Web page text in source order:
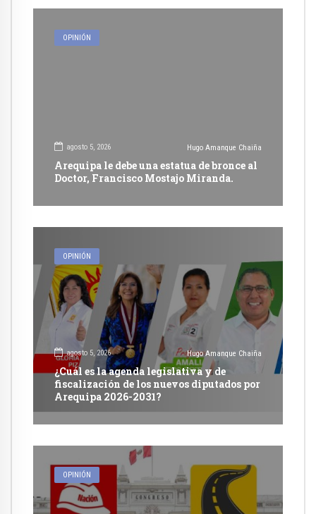
OPINIÓN
agosto 5, 2026 Hugo Amanque Chaiña
Arequipa le debe una estatua de bronce al
Doctor, Francisco Mostajo Miranda.
OPINIÓN
agosto 5, 2026 Hugo Amanque Chaiña
¿Cuál es la agenda legislativa y de
fiscalización de los nuevos diputados por
Arequipa 2026-2031?
OPINIÓN